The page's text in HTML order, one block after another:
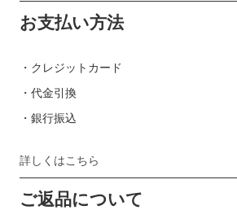
お支払い方法
・クレジットカード
・代金引換
・銀行振込
詳しくはこちら
ご返品について